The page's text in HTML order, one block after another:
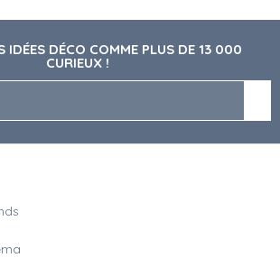
IDÉES DÉCO COMME PLUS DE 13 000
CURIEUX !